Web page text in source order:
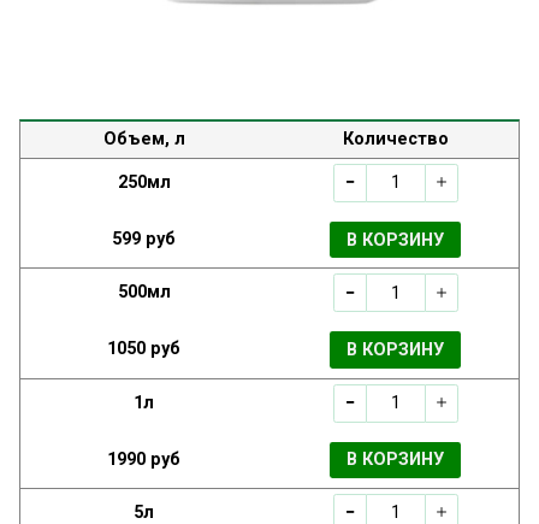
Объем, л Количество
250мл
599 руб В КОРЗИНУ
500мл
1050 руб В КОРЗИНУ
1л
1990 руб В КОРЗИНУ
5л